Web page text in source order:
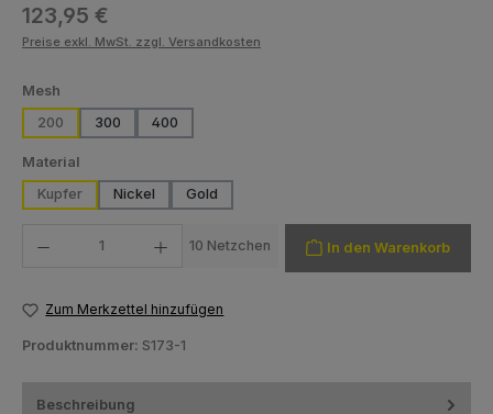
Regulärer Preis:
123,95 €
Preise exkl. MwSt. zzgl. Versandkosten
Mesh
200
300 400
Material
Kupfer
Nickel Gold
10 Netzchen In den Warenkorb
Zum Merkzettel hinzufügen
Produktnummer: S173-1
Beschreibung